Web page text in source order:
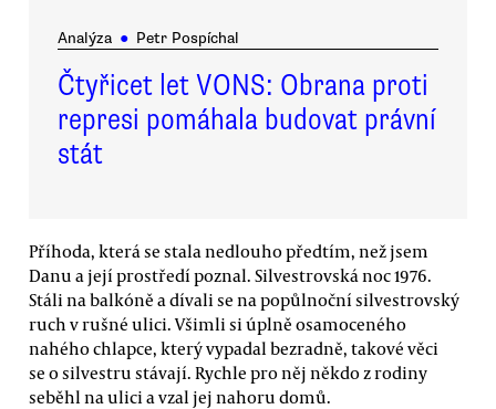
Analýza ● Petr Pospíchal
Čtyřicet let VONS: Obrana proti
represi pomáhala budovat právní
stát
Příhoda, která se stala nedlouho předtím, než jsem
Danu a její prostředí poznal. Silvestrovská noc 1976.
Stáli na balkóně a dívali se na popůlnoční silvestrovský
ruch v rušné ulici. Všimli si úplně osamoceného
nahého chlapce, který vypadal bezradně, takové věci
se o silvestru stávají. Rychle pro něj někdo z rodiny
seběhl na ulici a vzal jej nahoru domů.